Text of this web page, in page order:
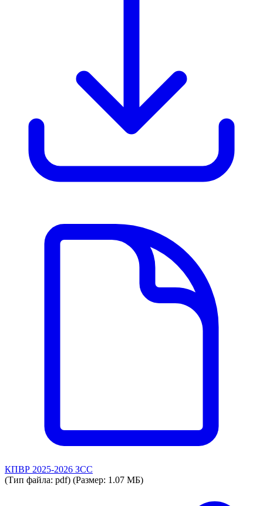
КПВР 2025-2026 ЗСС
(Тип файла: pdf) (Размер: 1.07 МБ)